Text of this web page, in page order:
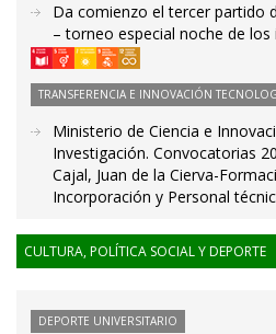
Da comienzo el tercer partido
– torneo especial noche de los
TRANSFERENCIA E INNOVACIÓN
Ministerio de Ciencia e
Investigación. Convocatorias
Cajal, Juan de la Cierva-
Incorporación y Personal
CULTURA, POLÍTICA SOCIAL Y DEPORTE
DEPORTE UNIVERSITARIO